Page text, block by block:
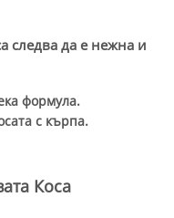
следва да е нежна и
формула.
с кърпа.
Коса